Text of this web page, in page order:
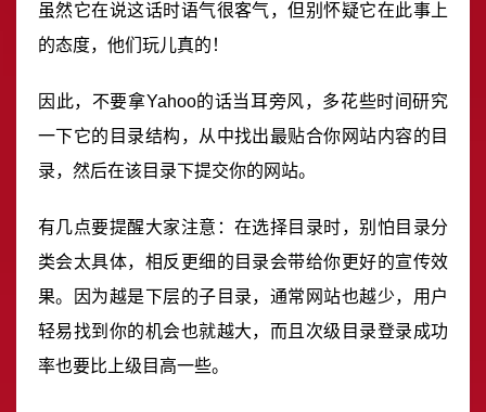
虽然它在说这话时语气很客气，但别怀疑它在此事上
的态度，他们玩儿真的！
因此，不要拿Yahoo的话当耳旁风，多花些时间研究
一下它的目录结构，从中找出最贴合你网站内容的目
录，然后在该目录下提交你的网站。
有几点要提醒大家注意：在选择目录时，别怕目录分
类会太具体，相反更细的目录会带给你更好的宣传效
果。因为越是下层的子目录，通常网站也越少，用户
轻易找到你的机会也就越大，而且次级目录登录成功
率也要比上级目高一些。